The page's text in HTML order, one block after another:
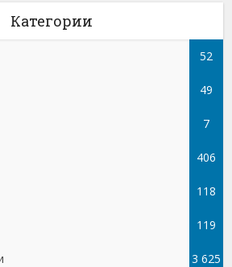
Категории
52
49
7
406
118
119
3 625